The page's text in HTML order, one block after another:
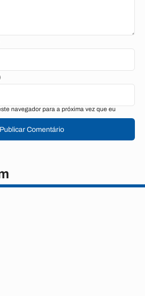
navegador para a próxima vez que eu
Publicar Comentário